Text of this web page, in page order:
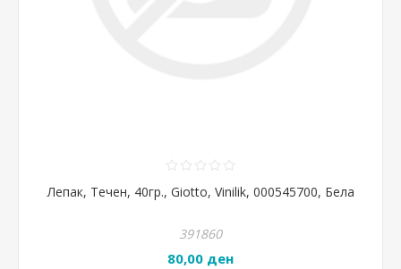
Лепак, Течен, 40гр., Giotto, Vinilik, 000545700, Бела
391860
80,00 ден